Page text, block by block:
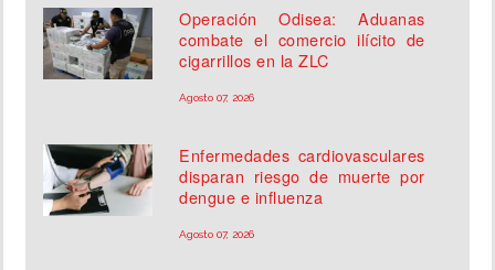
Operación Odisea: Aduanas
combate el comercio ilícito de
cigarrillos en la ZLC
Agosto 07, 2026
Enfermedades cardiovasculares
disparan riesgo de muerte por
dengue e influenza
Agosto 07, 2026